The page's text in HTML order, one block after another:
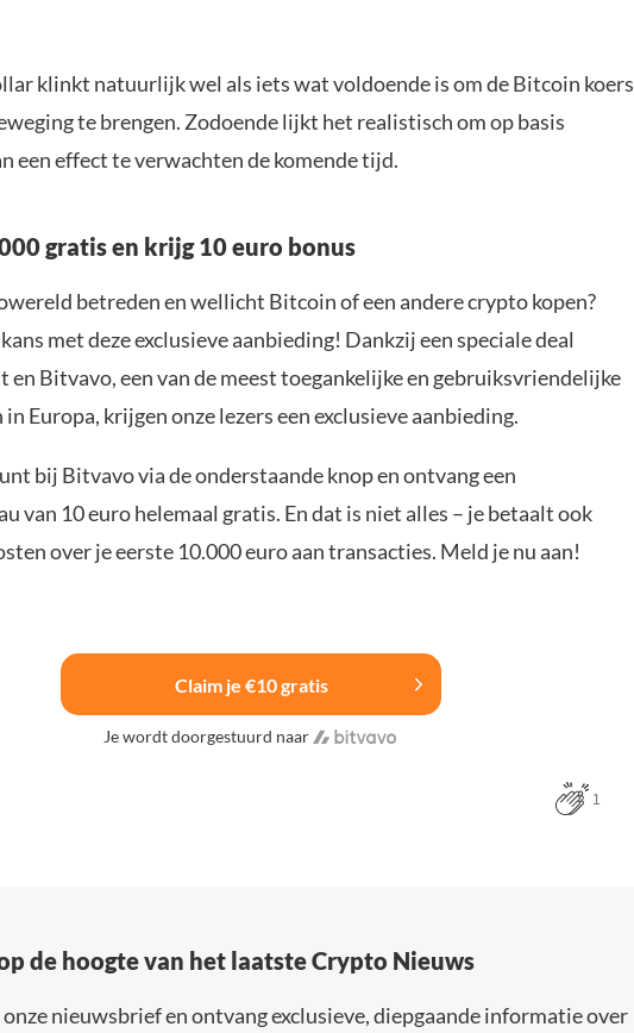
klinkt natuurlijk wel als iets wat voldoende is om de Bitcoin koers
te brengen. Zodoende lijkt het realistisch om op basis
een effect te verwachten de komende tijd.
gratis en krijg 10 euro bonus
betreden en wellicht Bitcoin of een andere crypto kopen?
met deze exclusieve aanbieding! Dankzij een speciale deal
en Bitvavo, een van de meest toegankelijke en gebruiksvriendelijke
Europa, krijgen onze lezers een exclusieve aanbieding.
bij Bitvavo via de onderstaande knop en ontvang een
van 10 euro helemaal gratis. En dat is niet alles – je betaalt ook
over je eerste 10.000 euro aan transacties. Meld je nu aan!
Claim je €10 gratis
Je wordt doorgestuurd naar
1
de hoogte van het laatste Crypto Nieuws
nieuwsbrief en ontvang exclusieve, diepgaande informatie over